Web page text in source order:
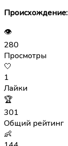
Происхождение:
👁
280
Просмотры
🤍
1
Лайки
🏆
301
Общий рейтинг
👶